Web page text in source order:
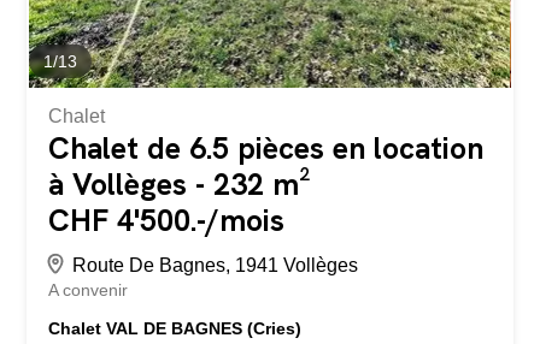
1/13
Chalet
Chalet de 6.5 pièces en location
à Vollèges - 232 m²
CHF 4'500.-/mois
Route De Bagnes, 1941 Vollèges
A convenir
Chalet VAL DE BAGNES (Cries)